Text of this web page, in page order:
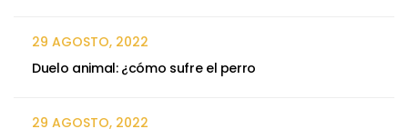
29 AGOSTO, 2022
Duelo animal: ¿cómo sufre el perro
29 AGOSTO, 2022